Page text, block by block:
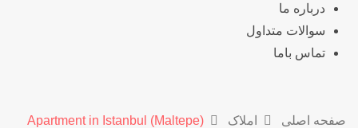
درباره ما
سوالات متداول
تماس باما
صفحه اصلی املاک Apartment in Istanbul (Maltepe)